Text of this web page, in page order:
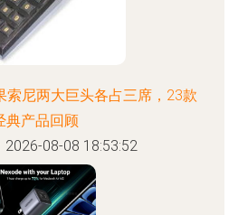
索尼两大巨头各占三席，23款
典产品回顾
2026-08-08 18:53:52